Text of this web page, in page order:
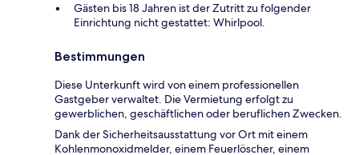
Gästen bis 18 Jahren ist der Zutritt zu folgender
Einrichtung nicht gestattet: Whirlpool.
Bestimmungen
Diese Unterkunft wird von einem professionellen
Gastgeber verwaltet. Die Vermietung erfolgt zu
gewerblichen, geschäftlichen oder beruflichen Zwecken.
Dank der Sicherheitsausstattung vor Ort mit einem
Kohlenmonoxidmelder, einem Feuerlöscher, einem